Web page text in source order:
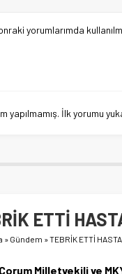
yorumlarımda
yapılmamış. İlk yorumu
ETTİ
» Gündem »TEBRİK ETTİ
Milletvekili ve